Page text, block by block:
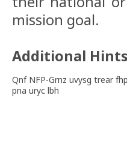
mission goal.
Additional Hints
Qnf NFP-Grnz uvysg trear
pna uryc lbh